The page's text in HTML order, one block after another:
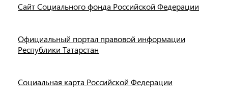
Сайт Социального фонда Российской Федерации
Официальный портал правовой информации
Республики Татарстан
Социальная карта Российской Федерации